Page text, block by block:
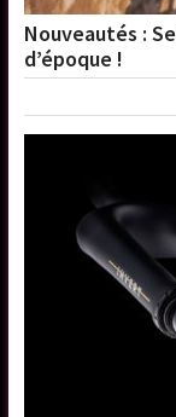
Nouveautés :
d’époque !